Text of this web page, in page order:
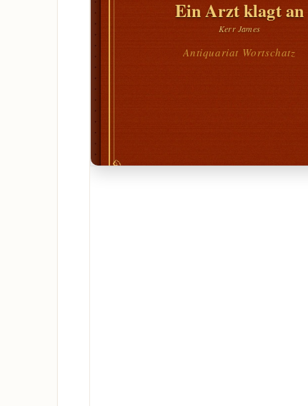
Ein Arzt klagt an
Kerr James
Antiquariat Wortschatz